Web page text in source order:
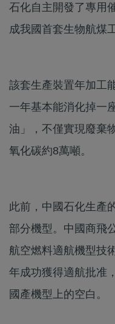
石化自主開發了專用
成我國首套生物航煤
該套生產裝置年加工
一年基本能消化掉一
油」，不僅實現廢棄
氧化碳約8萬噸。
此前，中國石化生產
部分機型。中國商飛
航空燃料適航機型技
年成功獲得適航批准
國產機型上的空白。